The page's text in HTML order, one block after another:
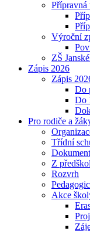
Přípravná
Výroční
ZŠ
Zápis 2026
Zápis
Do
Do
Pro rodiče a
Třídní
Z
Rozvrh
Akce